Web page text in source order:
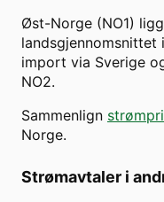
Øst-Norge (NO1)
landsgjennomsnittet
import via Sverige
NO2.
Sammenlign
Norge.
Strømavtaler i